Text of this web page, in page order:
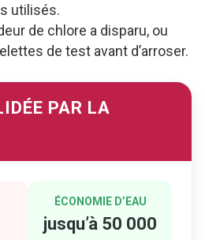
utilisés.
de chlore a disparu, ou
de test avant d’arroser.
PAR LA
ÉCONOMIE D’EAU
jusqu’à 50 000